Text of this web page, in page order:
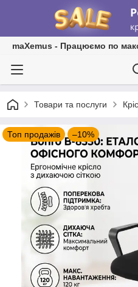
maXemus - Працюємо по
Товари та послуги
Топ продажів –10%